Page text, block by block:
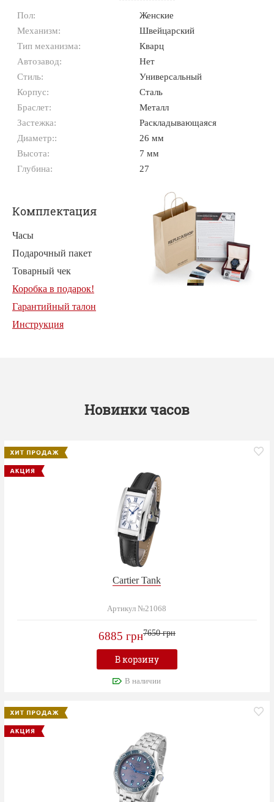
Пол:
Женские
Механизм:
Швейцарский
Тип механизма:
Кварц
Автозавод:
Нет
Стиль:
Универсальный
Корпус:
Сталь
Браслет:
Металл
Застежка:
Раскладывающаяся
Диаметр::
26 мм
Высота:
7 мм
Глубина:
27
Комплектация
Часы
Подарочный пакет
Товарный чек
Коробка в подарок!
Гарантийный талон
Инструкция
Новинки часов
Cartier Tank
Артикул №21068
6885 грн7650 грн
В корзину
В наличии